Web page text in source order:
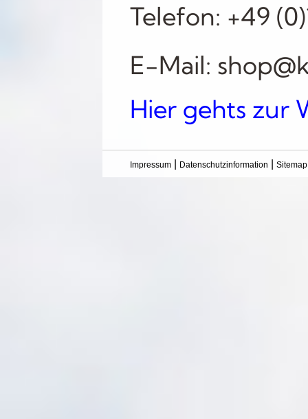
Telefon: +49
E-Mail:
Hier gehts zur
Impressum Datenschutzinformation Sitemap